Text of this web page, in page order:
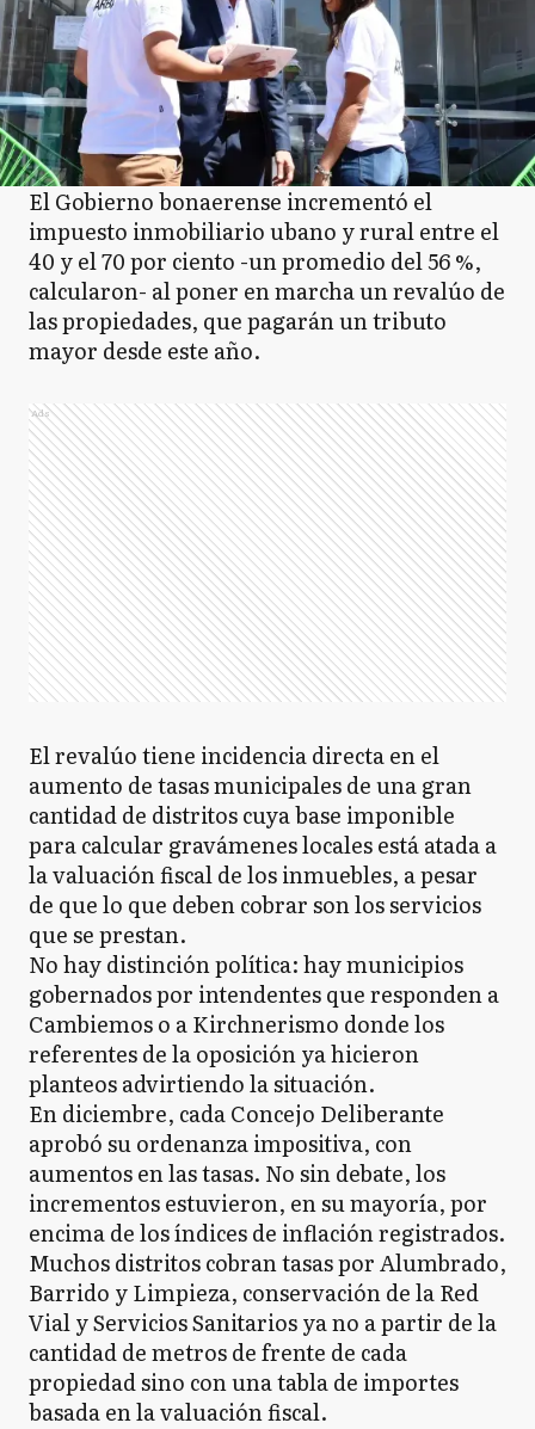
El Gobierno bonaerense incrementó el
impuesto inmobiliario ubano y rural entre el
40 y el 70 por ciento -un promedio del 56 %,
calcularon- al poner en marcha un revalúo de
las propiedades, que pagarán un tributo
mayor desde este año.
Ads
El revalúo tiene incidencia directa en el
aumento de tasas municipales de una gran
cantidad de distritos cuya base imponible
para calcular gravámenes locales está atada a
la valuación fiscal de los inmuebles, a pesar
de que lo que deben cobrar son los servicios
que se prestan.
No hay distinción política: hay municipios
gobernados por intendentes que responden a
Cambiemos o a Kirchnerismo donde los
referentes de la oposición ya hicieron
planteos advirtiendo la situación.
En diciembre, cada Concejo Deliberante
aprobó su ordenanza impositiva, con
aumentos en las tasas. No sin debate, los
incrementos estuvieron, en su mayoría, por
encima de los índices de inflación registrados.
Muchos distritos cobran tasas por Alumbrado,
Barrido y Limpieza, conservación de la Red
Vial y Servicios Sanitarios ya no a partir de la
cantidad de metros de frente de cada
propiedad sino con una tabla de importes
basada en la valuación fiscal.